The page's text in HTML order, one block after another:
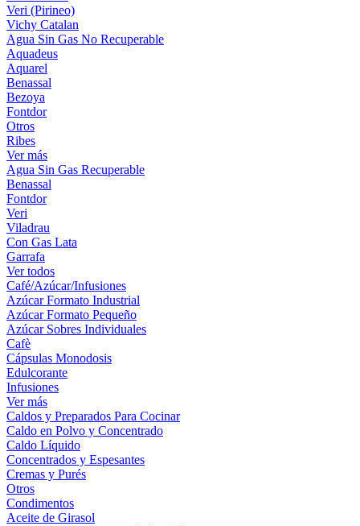
Veri (Pirineo)
Vichy Catalan
Agua Sin Gas No Recuperable
Aquadeus
Aquarel
Benassal
Bezoya
Fontdor
Otros
Ribes
Ver más
Agua Sin Gas Recuperable
Benassal
Fontdor
Veri
Viladrau
Con Gas Lata
Garrafa
Ver todos
Café/Azúcar/Infusiones
Azúcar Formato Industrial
Azúcar Formato Pequeño
Azúcar Sobres Individuales
Cafè
Cápsulas Monodosis
Edulcorante
Infusiones
Ver más
Caldos y Preparados Para Cocinar
Caldo en Polvo y Concentrado
Caldo Líquido
Concentrados y Espesantes
Cremas y Purés
Otros
Condimentos
Aceite de Girasol